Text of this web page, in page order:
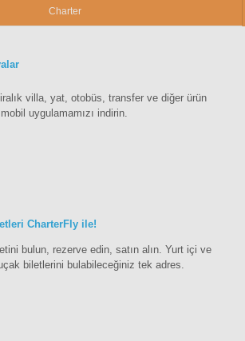
Charter
villa, yat, otobüs, transfer ve diğer ürün
uygulamamızı indirin.
CharterFly ile!
bulun, rezerve edin, satın alın. Yurt içi ve
biletlerini bulabileceğiniz tek adres.